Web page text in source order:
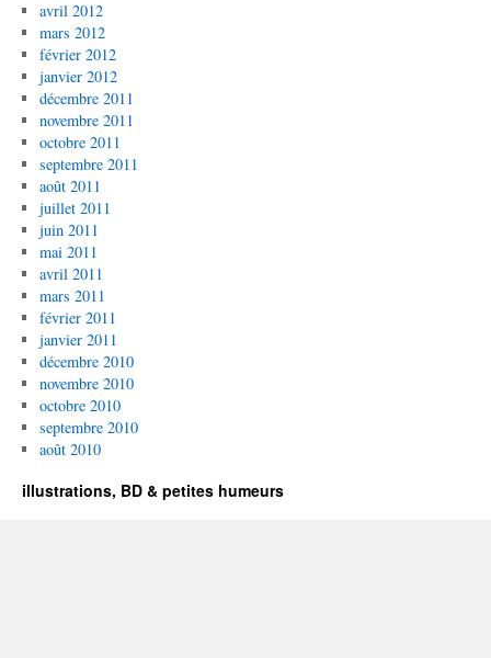
avril 2012
mars 2012
février 2012
janvier 2012
décembre 2011
novembre 2011
octobre 2011
septembre 2011
août 2011
juillet 2011
juin 2011
mai 2011
avril 2011
mars 2011
février 2011
janvier 2011
décembre 2010
novembre 2010
octobre 2010
septembre 2010
août 2010
illustrations, BD & petites humeurs